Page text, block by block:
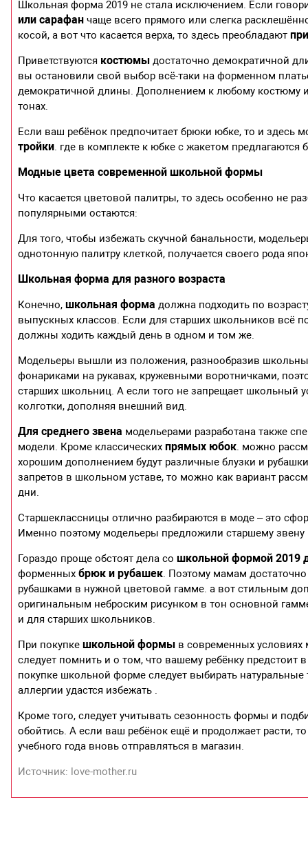
Школьная форма 2019 не стала исключением. Если
или сарафан чаще всего прямого или слегка
косой, а вот что касается верха, то здесь преобладают
Приветствуются костюмы достаточно демократичной
вы остановили свой выбор всё-таки на форменном
демократичной длины. Дополнением к любому костюму
тонах.
Если ваш ребёнок предпочитает брюки юбке, то и
тройки. где в комплекте к юбке с жакетом предлагаются
Модные цвета современной школьной формы
Что касается цветовой палитры, то здесь особенно не
популярными остаются:
Для того, чтобы избежать скучной банальности,
однотонную палитру клеткой, получается своего рода
Школьная форма для разного возраста
Конечно,школьная форма должна подходить по
выпускных классов. Если для старших школьников всё
должны ходить каждый день в одном и том же.
Модельеры вышли из положения, разнообразив
фонариками на рукавах, кружевными воротничками,
старших школьниц. А если того не запрещает школьный
колготки, дополняя внешний вид.
Для среднего звена модельерами разработана также
модели. Кроме классическихпрямых юбок. можно
хорошим дополнением будут различные блузки и
запретов в школьном уставе, то можно как вариант
дни.
Старшеклассницы отлично разбираются в моде – это
Именно поэтому модельеры предложили старшему
Гораздо проще обстоят дела сошкольной формой 2019
форменныхбрюк и рубашек. Поэтому мамам
рубашками в нужной цветовой гамме. а вот стильным
оригинальным неброским рисунком в тон основной
и для старших школьников.
При покупкешкольной формы в современных условиях
следует помнить и о том, что вашему ребёнку предстоит
покупке школьной форме следует выбирать
аллергии удастся избежать .
Кроме того, следует учитывать сезонность формы и
обойтись. А если ваш ребёнок ещё и продолжает расти,
учебного года вновь отправляться в магазин.
Источник: love-mother.ru